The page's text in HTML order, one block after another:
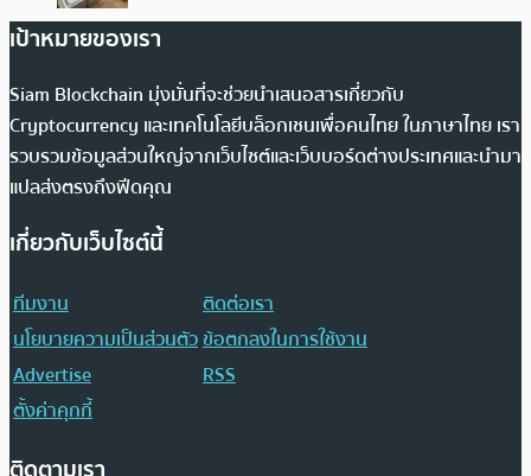
เป้าหมายของเรา
Siam Blockchain มุ่งมั่นที่จะช่วยนำเสนอสารเกี่ยวกับ
Cryptocurrency และเทคโนโลยีบล็อกเชนเพื่อคนไทย ในภาษาไทย เรา
รวบรวมข้อมูลส่วนใหญ่จากเว็บไซต์และเว็บบอร์ดต่างประเทศและนำมา
แปลส่งตรงถึงฟีดคุณ
เกี่ยวกับเว็บไซต์นี้
ทีมงาน
ติดต่อเรา
นโยบายความเป็นส่วนตัวข้อตกลงในการใช้งาน
Advertise
RSS
ตั้งค่าคุกกี้